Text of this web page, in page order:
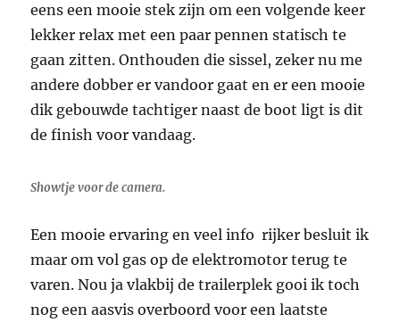
eens een mooie stek zijn om een volgende keer
lekker relax met een paar pennen statisch te
gaan zitten. Onthouden die sissel, zeker nu me
andere dobber er vandoor gaat en er een mooie
dik gebouwde tachtiger naast de boot ligt is dit
de finish voor vandaag.
Showtje voor de camera.
Een mooie ervaring en veel info rijker besluit ik
maar om vol gas op de elektromotor terug te
varen. Nou ja vlakbij de trailerplek gooi ik toch
nog een aasvis overboord voor een laatste